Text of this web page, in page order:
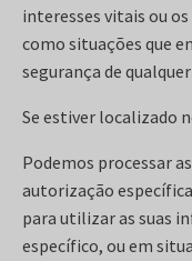
interesses vitais ou
como situações que
segurança de
Se estiver localizado
Podemos processar
autorização
para utilizar as suas
específico, ou em